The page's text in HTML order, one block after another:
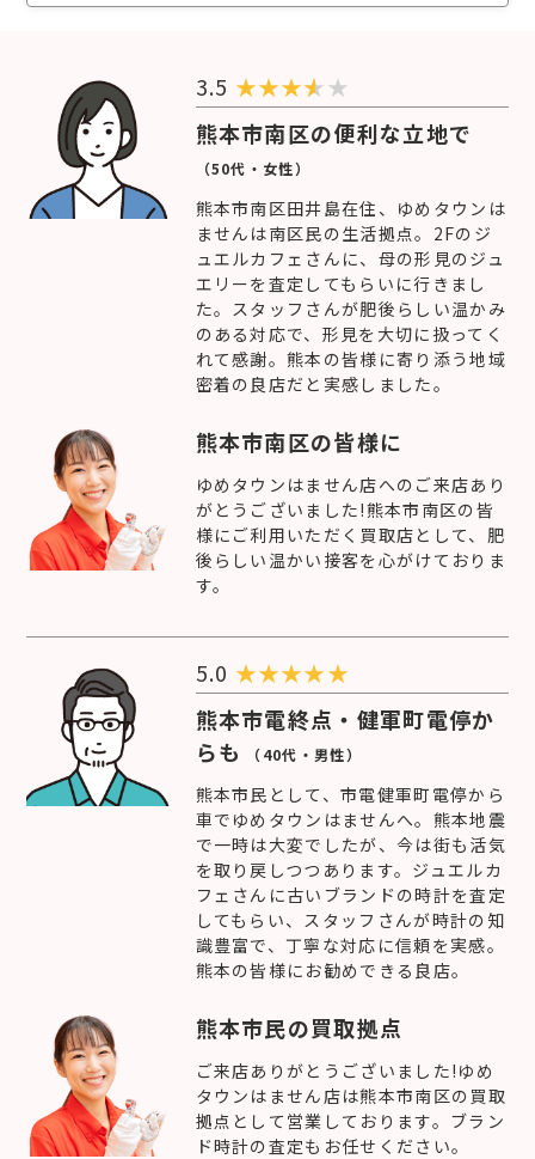
3.5 ★★★
★
熊本市南区の便利な立地で
（50代・女性）
熊本市南区田井島在住、ゆめタウンは
ませんは南区民の生活拠点。2Fのジ
ュエルカフェさんに、母の形見のジュ
エリーを査定してもらいに行きまし
た。スタッフさんが肥後らしい温かみ
のある対応で、形見を大切に扱ってく
れて感謝。熊本の皆様に寄り添う地域
密着の良店だと実感しました。
熊本市南区の皆様に
ゆめタウンはません店へのご来店あり
がとうございました!熊本市南区の皆
様にご利用いただく買取店として、肥
後らしい温かい接客を心がけておりま
す。
5.0 ★★★★★
熊本市電終点・健軍町電停か
らも
（40代・男性）
熊本市民として、市電健軍町電停から
車でゆめタウンはませんへ。熊本地震
で一時は大変でしたが、今は街も活気
を取り戻しつつあります。ジュエルカ
フェさんに古いブランドの時計を査定
してもらい、スタッフさんが時計の知
識豊富で、丁寧な対応に信頼を実感。
熊本の皆様にお勧めできる良店。
熊本市民の買取拠点
ご来店ありがとうございました!ゆめ
タウンはません店は熊本市南区の買取
拠点として営業しております。ブラン
ド時計の査定もお任せください。